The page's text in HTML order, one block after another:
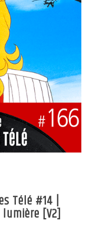
Télé #14 |
[V2]